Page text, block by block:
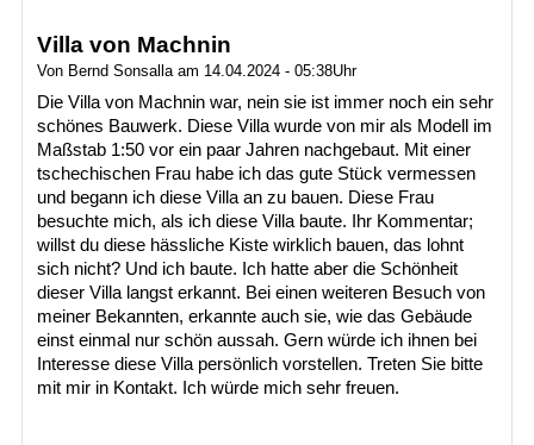
Villa von Machnin
Von Bernd Sonsalla am 14.04.2024 - 05:38Uhr
Die Villa von Machnin war, nein sie ist immer noch ein sehr
schönes Bauwerk. Diese Villa wurde von mir als Modell im
Maßstab 1:50 vor ein paar Jahren nachgebaut. Mit einer
tschechischen Frau habe ich das gute Stück vermessen
und begann ich diese Villa an zu bauen. Diese Frau
besuchte mich, als ich diese Villa baute. Ihr Kommentar;
willst du diese hässliche Kiste wirklich bauen, das lohnt
sich nicht? Und ich baute. Ich hatte aber die Schönheit
dieser Villa langst erkannt. Bei einen weiteren Besuch von
meiner Bekannten, erkannte auch sie, wie das Gebäude
einst einmal nur schön aussah. Gern würde ich ihnen bei
Interesse diese Villa persönlich vorstellen. Treten Sie bitte
mit mir in Kontakt. Ich würde mich sehr freuen.